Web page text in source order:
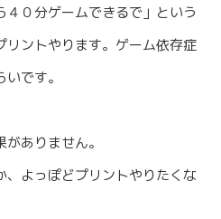
０分ゲームできるで」という
リントやります。ゲーム依存症
です。
ありません。
、よっぽどプリントやりたくな